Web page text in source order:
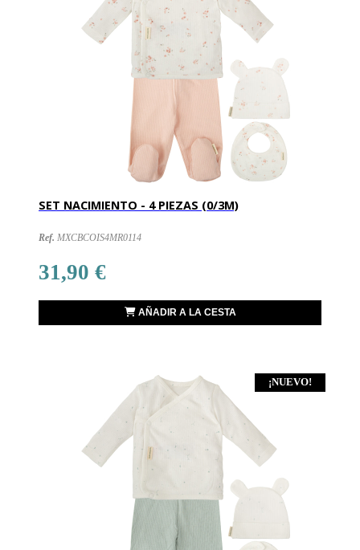
SET NACIMIENTO - 4 PIEZAS (0/3M)
Ref. MXCBCOIS4MR0114
31,90 €
AÑADIR A LA CESTA
¡NUEVO!